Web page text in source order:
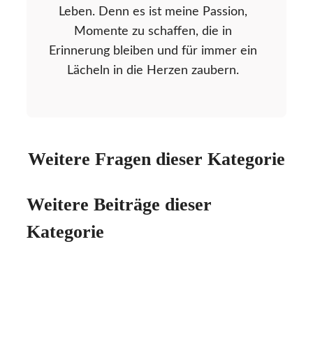
Leben. Denn es ist meine Passion,
Momente zu schaffen, die in
Erinnerung bleiben und für immer ein
Lächeln in die Herzen zaubern.
Weitere Fragen dieser Kategorie
Weitere Beiträge dieser
Kategorie